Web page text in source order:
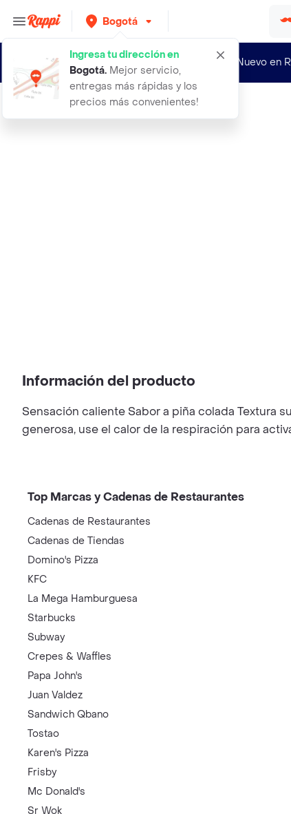
Bogotá
Ingresa tu dirección en
Bogotá. Mejor servicio,
entregas más rápidas y los
precios más convenientes!
¿Nuevo en
lubricante comestible placer pina c
Información del producto
Sensación caliente Sabor a piña colada Textura
generosa, use el calor de la respiración para
Top Marcas y Cadenas de Restaurantes
Cadenas de Restaurantes
Cadenas de Tiendas
Domino's Pizza
KFC
La Mega Hamburguesa
Starbucks
Subway
Crepes & Waffles
Papa John's
Juan Valdez
Sandwich Qbano
Tostao
Karen's Pizza
Frisby
Mc Donald's
Sr Wok